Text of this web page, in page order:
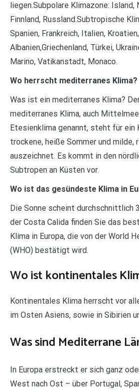
liegen.Subpolare Klimazone: Island,
Finnland, Russland.Subtropische
Spanien, Frankreich, Italien,
Albanien,Griechenland, Türkei,
Marino, Vatikanstadt, Monaco.
Wo herrscht mediterranes Klima?
Was ist ein mediterranes Klima?
mediterranes Klima, auch
Etesienklima genannt, steht für ein
trockene, heiße Sommer und milde,
auszeichnet. Es kommt in den
Subtropen an Küsten vor.
Wo ist das gesündeste Klima in
Die Sonne scheint durchschnittlich
der Costa Calida finden Sie das
Klima in Europa, die von der World
(WHO) bestätigt wird.
Wo ist kontinentales
Kontinentales Klima herrscht vor
im Osten Asiens, sowie in Sibirien
Was sind Mediterrane
In Europa erstreckt er sich ganz
West nach Ost – über Portugal,